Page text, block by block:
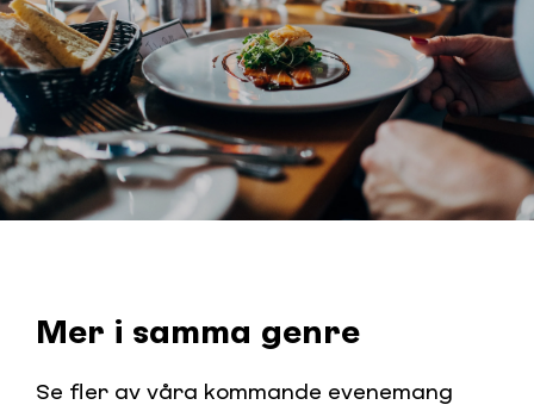
Mer i samma genre
Se fler av våra kommande evenemang